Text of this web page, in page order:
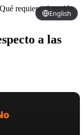
English
requiere el perdón
a las